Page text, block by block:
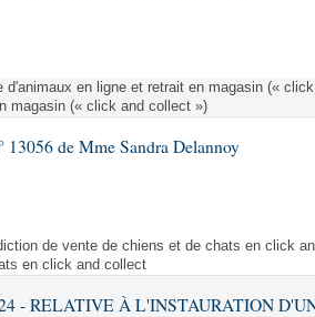
des lois
des lois
orales
débats
d'animaux en ligne et retrait en magasin («
magasin (« click and collect »)
13056 de Mme Sandra Delannoy
de vente de chiens et de chats en click
en click and collect
- RELATIVE À L'INSTAURATION